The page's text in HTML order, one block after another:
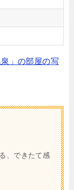
」の部屋の写
、できたて感